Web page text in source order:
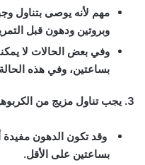
مهم لأنه يوصى بتناول
وبروتين ودهون قبل
وفي بعض الحالات لا
بساعتين، وفي هذه
3. يجب تناول مزيج من الكربوهيدرات والبروتين قبل التمرين:
وقد تكون الدهون مفيدة
بساعتين على الأقل.